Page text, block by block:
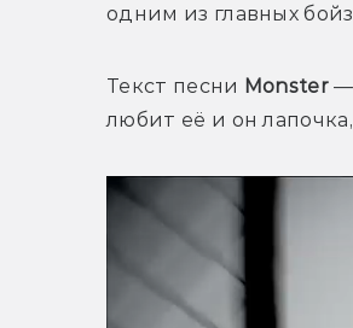
одним из главных
Текст песни Monster —
любит её и он